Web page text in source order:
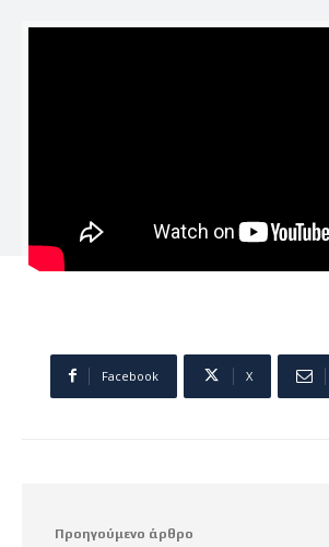
Facebook X
Προηγούμενο άρθρο